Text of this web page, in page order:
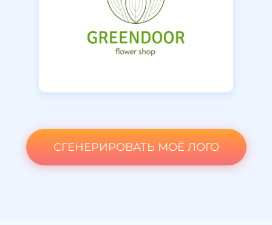
СГЕНЕРИРОВАТЬ МОЁ ЛОГО